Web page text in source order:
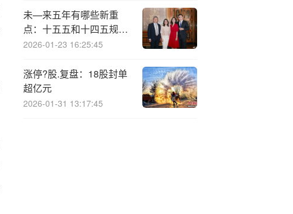
未—来五年有哪些新重
点：十五五和十四五规划
建议稿的比较研读
2026-01-23 16:25:45
涨停?股.复盘：18股封单
超亿元
2026-01-31 13:17:45